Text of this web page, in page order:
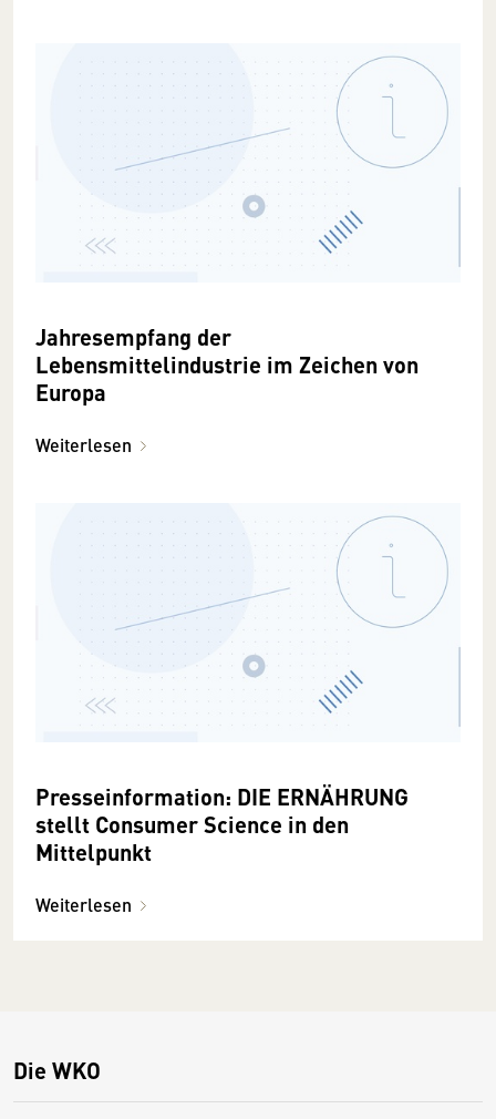
Jahresempfang der
Lebensmittelindustrie im Zeichen von
Europa
Weiterlesen
Presseinformation: DIE ERNÄHRUNG
stellt Consumer Science in den
Mittelpunkt
Weiterlesen
Die WKO